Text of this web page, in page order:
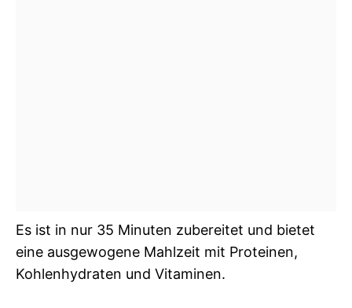
Es ist in nur 35 Minuten zubereitet und bietet
eine ausgewogene Mahlzeit mit Proteinen,
Kohlenhydraten und Vitaminen.